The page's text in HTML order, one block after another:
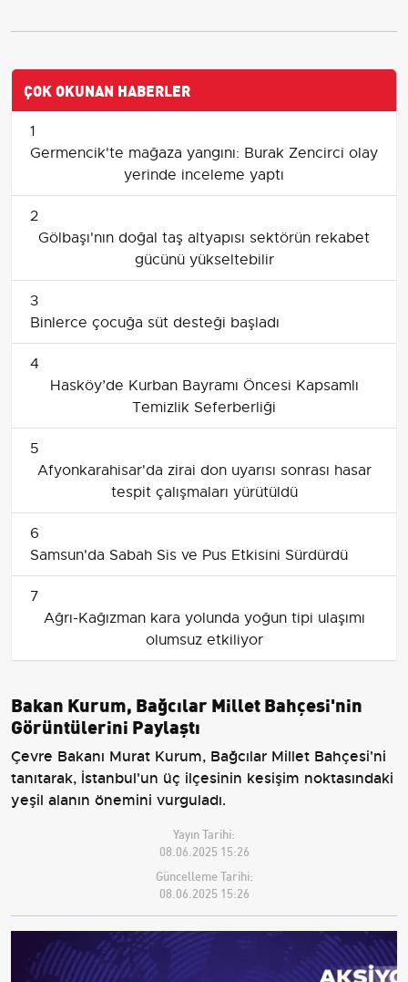
ÇOK OKUNAN HABERLER
1
Germencik'te mağaza yangını: Burak Zencirci olay
yerinde inceleme yaptı
2
Gölbaşı'nın doğal taş altyapısı sektörün rekabet
gücünü yükseltebilir
3
Binlerce çocuğa süt desteği başladı
4
Hasköy’de Kurban Bayramı Öncesi Kapsamlı
Temizlik Seferberliği
5
Afyonkarahisar'da zirai don uyarısı sonrası hasar
tespit çalışmaları yürütüldü
6
Samsun'da Sabah Sis ve Pus Etkisini Sürdürdü
7
Ağrı-Kağızman kara yolunda yoğun tipi ulaşımı
olumsuz etkiliyor
Bakan Kurum, Bağcılar Millet Bahçesi'nin
Görüntülerini Paylaştı
Çevre Bakanı Murat Kurum, Bağcılar Millet Bahçesi'ni
tanıtarak, İstanbul'un üç ilçesinin kesişim noktasındaki
yeşil alanın önemini vurguladı.
Yayın Tarihi:
08.06.2025 15:26
Güncelleme Tarihi:
08.06.2025 15:26